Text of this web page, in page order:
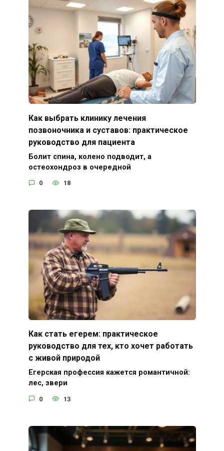
Как выбрать клинику лечения
позвоночника и суставов: практическое
руководство для пациента
Болит спина, колено подводит, а
остеохондроз в очередной
0 18
Как стать егерем: практическое
руководство для тех, кто хочет работать
с живой природой
Егерская профессия кажется романтичной:
лес, звери
0 13